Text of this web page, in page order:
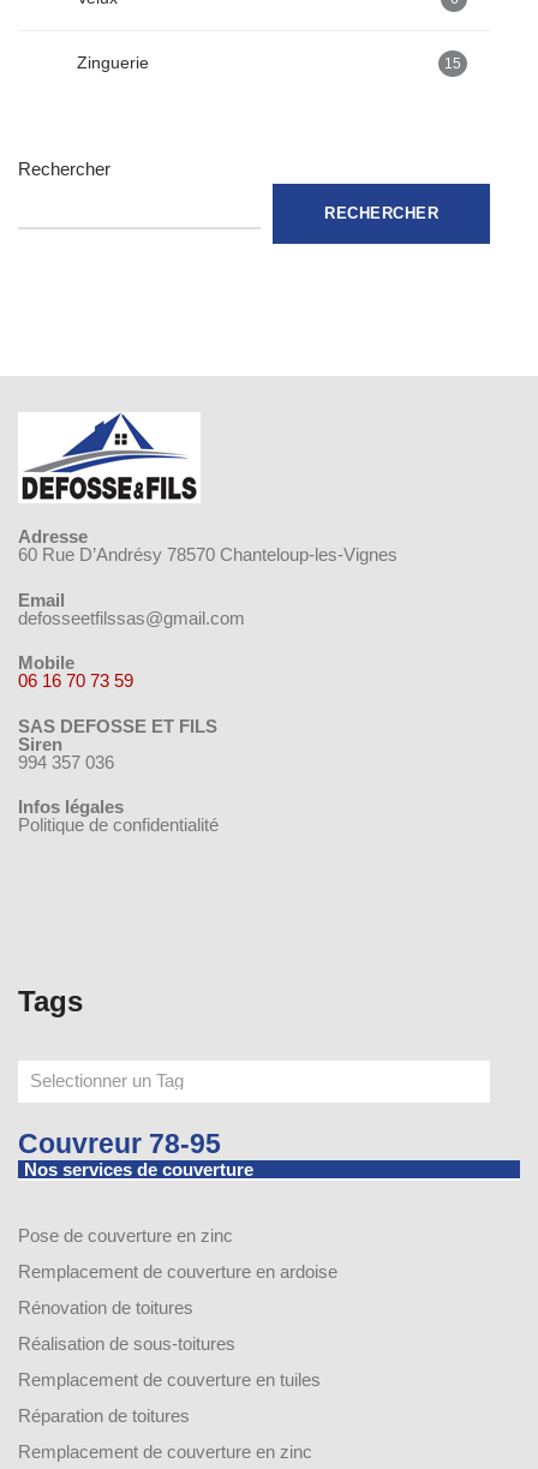
Zinguerie 15
Rechercher
RECHERCHER
Adresse
60 Rue D’Andrésy 78570 Chanteloup-les-Vignes
Email
defosseetfilssas@gmail.com
Mobile
06 16 70 73 59
SAS DEFOSSE ET FILS
Siren
994 357 036
Infos légales
Politique de confidentialité
Tags
Couvreur 78-95
Nos services de couverture
Pose de couverture en zinc
Remplacement de couverture en ardoise
Rénovation de toitures
Réalisation de sous-toitures
Remplacement de couverture en tuiles
Réparation de toitures
Remplacement de couverture en zinc